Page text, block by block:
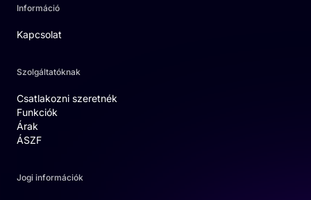
Információ
Kapcsolat
Szolgáltatóknak
Csatlakozni szeretnék
Funkciók
Árak
ÁSZF
Jogi információk